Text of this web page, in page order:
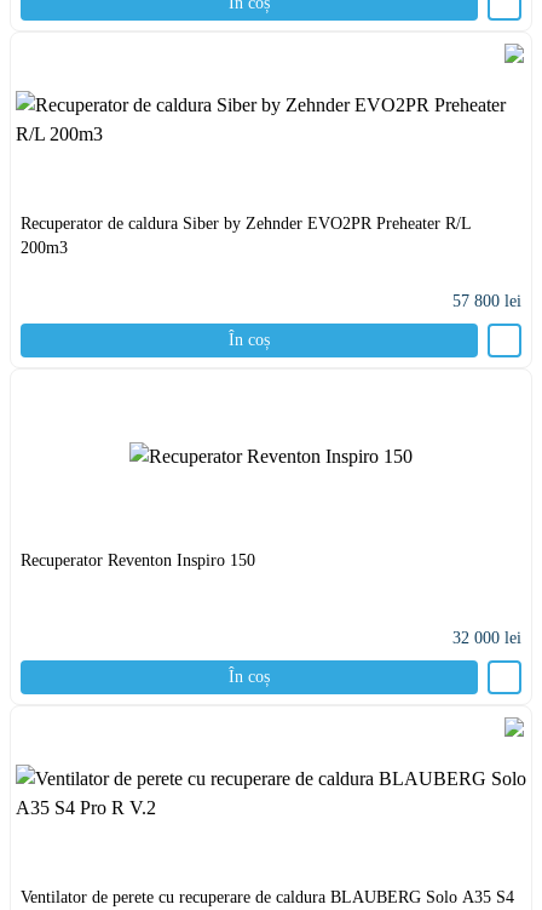
Recuperator de caldura Siber by Zehnder EVO2PR Preheater R/L
200m3
57 800 lei
În coș
Recuperator Reventon Inspiro 150
32 000 lei
În coș
Ventilator de perete cu recuperare de caldura BLAUBERG Solo A35 S4